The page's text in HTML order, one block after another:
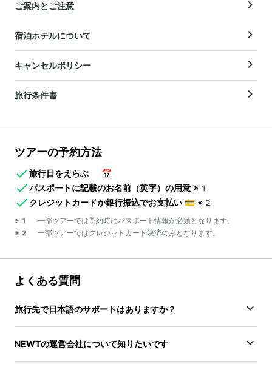
ご案内とご注意
宿泊ホテルについて
キャンセルポリシー
旅行条件書
ツアーの予約方法
旅行日をえらぶ
📅
パスポートに記載のお名前（英字）の用意 ※1
クレジットカードか銀行振込でお支払い 💳 ※2
※1 一部ツアーでは予約時にパスポート情報が必須となります。
※2 一部ツアーではクレジットカード決済のみとなります。
よくある質問
旅行先で日本語のサポートはありますか？
NEWTの運営会社について知りたいです